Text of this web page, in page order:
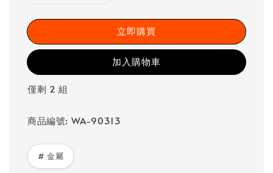
立即購買
加入購物車
僅剩 2 組
商品編號: WA-90313
# 金屬